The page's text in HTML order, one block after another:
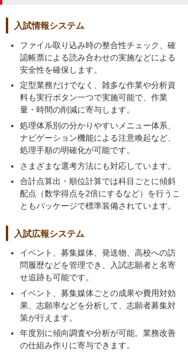
入試情報システム
ファイル取り込み時の整合性チェック、確
認帳票による読み合わせの実施などによる
安全性を確保します。
定型業務だけでなく、雑多な作業や分析資
料も実行ボタン一つで実施可能で、作業
量・時間の削減に寄与します。
処理体系別の分かりやすいメニュー体系、
ナビゲーション機能による注意喚起など、
処理手順の明確化が可能です。
さまざまな選考方法にも対応しています。
合計点算出・順位計算では科目ごとに傾斜
配点（数学得点を2倍にするなど）を行うこ
ともパッケージで標準装備されています。
入試広報システム
イベント、募集媒体、発送物、高校への訪
問履歴などを管理でき、入試志願者と名寄
せ追跡も可能です。
イベント、募集媒体ごとの成果や費用対効
果、志願率などを分析して、志願者募集対
策が行えます。
年度別に傾向調査や分析が可能。業務改善
の仕組み作りに寄与できます。